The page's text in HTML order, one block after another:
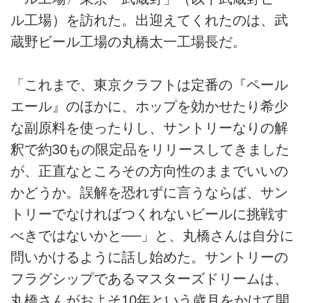
ル工場）を訪れた。出迎えてくれたのは、武
蔵野ビール工場の丸橋太一工場長だ。
「これまで、東京クラフトは定番の『ペール
エール』のほかに、ホップを効かせたり希少
な副原料を使ったりし、サントリーなりの解
釈で約30もの限定品をリリースしてきました
が、正直なところその方向性のままでいいの
かどうか。誤解を恐れずに言うならば、サン
トリーでなければつくれないビールに挑戦す
べきではないかと──」と、丸橋さんは自分に
問いかけるように話し始めた。サントリーの
フラグシップであるマスターズドリームは、